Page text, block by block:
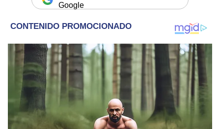
Google